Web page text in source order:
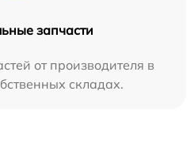
запчасти
от производителя в
складах.